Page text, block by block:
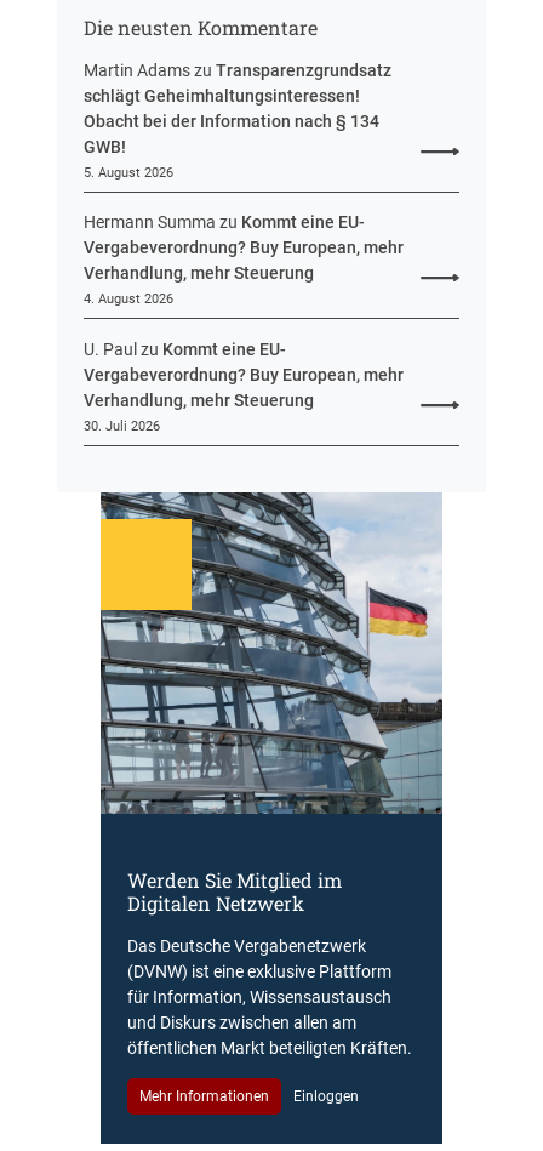
Die neusten Kommentare
Martin AdamszuTransparenzgrundsatz
schlägt Geheimhaltungsinteressen!
Obacht bei der Information nach § 134
GWB!
5. August 2026
Hermann Summa zu Kommt eine EU-
Vergabeverordnung? Buy European, mehr
Verhandlung, mehr Steuerung
4. August 2026
U. Paul zu Kommt eine EU-
Vergabeverordnung? Buy European, mehr
Verhandlung, mehr Steuerung
30. Juli 2026
Werden Sie Mitglied im
Digitalen Netzwerk
Das Deutsche Vergabenetzwerk
(DVNW) ist eine exklusive Plattform
für Information, Wissensaustausch
und Diskurs zwischen allen am
öffentlichen Markt beteiligten Kräften.
Mehr Informationen Einloggen